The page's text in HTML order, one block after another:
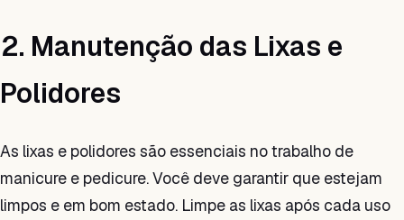
2. Manutenção das Lixas e
Polidores
As lixas e polidores são essenciais no trabalho de
manicure e pedicure. Você deve garantir que estejam
limpos e em bom estado. Limpe as lixas após cada uso